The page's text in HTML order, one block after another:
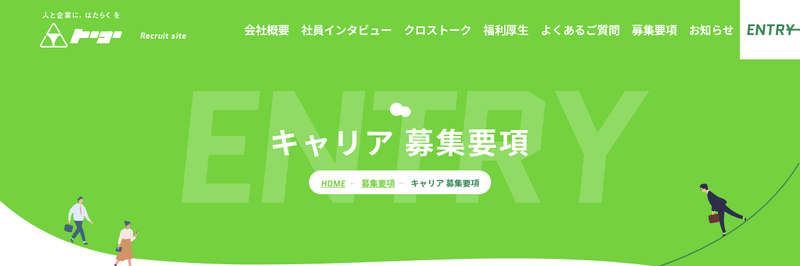
Recruit site 会社概要 社員インタビュー クロストーク 福利厚生 よくあるご質問 募集要項 お知らせ ENTRY
キャリア 募集要項
ENTRY
HOME 募集要項 キャリア 募集要項